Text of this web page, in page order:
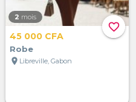
favorite_border
2 mois
45 000 CFA
Robe
location_on Libreville, Gabon